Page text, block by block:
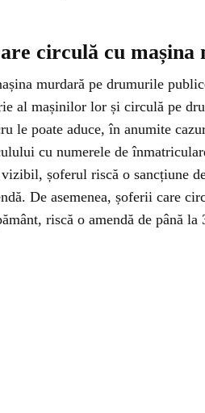
circulă cu mașina
murdară pe drumurile
al mașinilor lor și circulă pe
le poate aduce, în anumite
cu numerele de
șoferul riscă o sancțiune
De asemenea, șoferii care
riscă o amendă de până la